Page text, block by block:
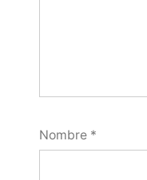
Nombre *